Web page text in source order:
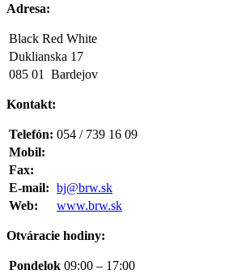
Adresa:
Black Red White
Duklianska 17
085 01 Bardejov
Kontakt:
Telefón: 054 / 739 16 09
Mobil:
Fax:
E-mail: bj@brw.sk
Web:
www.brw.sk
Otváracie hodiny:
Pondelok 09:00 – 17:00